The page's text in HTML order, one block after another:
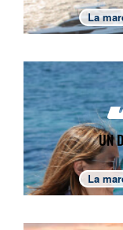
La
UN
La